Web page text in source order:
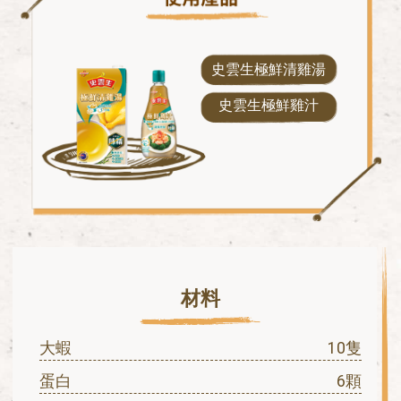
史雲生極鮮清雞湯
史雲生極鮮雞汁
材料
大蝦
10隻
蛋白
6顆